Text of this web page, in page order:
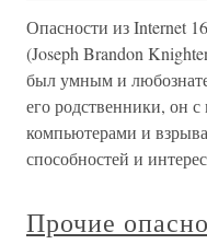
Опасности из Internet
(Joseph Brandon
был умным и
его родственники, он
компьютерами и
способностей и
Прочие